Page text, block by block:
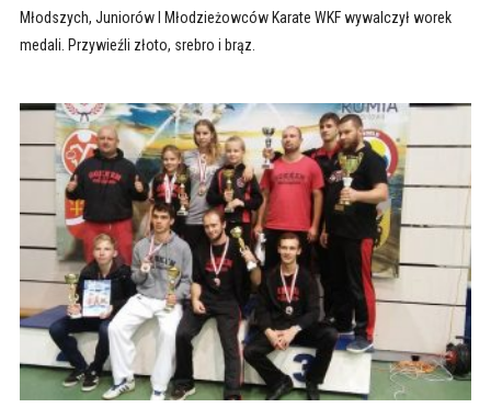
Młodszych, Juniorów I Młodzieżowców Karate WKF wywalczył worek
medali. Przywieźli złoto, srebro i brąz.